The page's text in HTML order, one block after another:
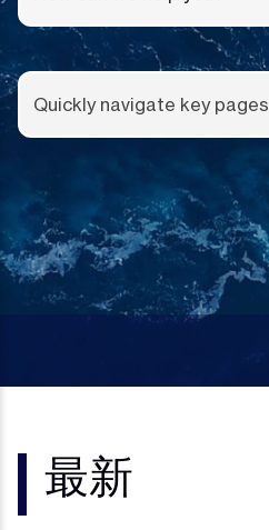
Quickly navigate key pages
最新